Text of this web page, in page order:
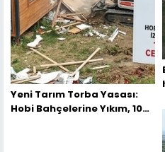
Yeni Tarım Torba Yasası:
Hobi Bahçelerine Yıkım, 100